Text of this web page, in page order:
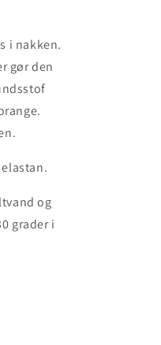
i nakken.
gør den
og
grader i